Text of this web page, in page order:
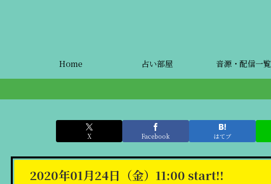
Home 占い部屋 音源・配信一覧
X Facebook はてブ
2020年01月24日（金）11:00 start!!